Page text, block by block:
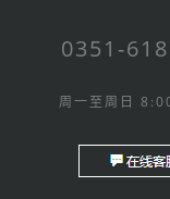
0351-
周一至周日